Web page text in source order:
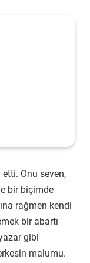
Onu seven,
bir biçimde
rağmen kendi
bir abartı
gibi
malumu.